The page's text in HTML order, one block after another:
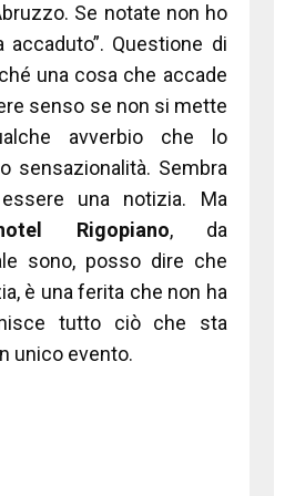
Se notate non ho
accaduto”. Questione di
una cosa che accade
senso se non si mette
avverbio che lo
sensazionalità. Sembra
una notizia. Ma
Rigopiano, da
sono, posso dire che
è una ferita che non ha
tutto ciò che sta
unico evento.